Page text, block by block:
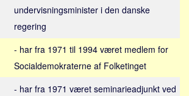
undervisningsminister i den danske
regering
- har fra 1971 til 1994 været medlem for
Socialdemokraterne af Folketinget
- har fra 1971 været seminarieadjunkt ved